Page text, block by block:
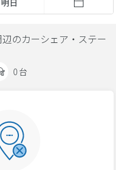
明日
のカーシェア・ステー
0 台